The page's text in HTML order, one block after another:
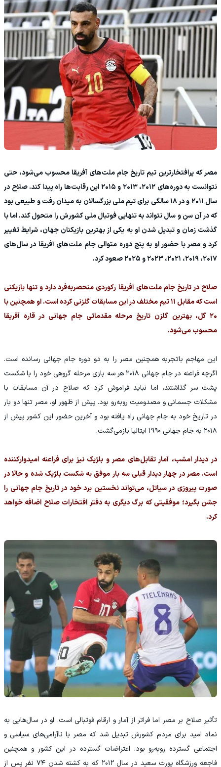
مصر که پرافتخارترین تیم تاریخ جام ملت‌های آفریقا محسوب می‌شود، حتی
نتوانست به دوره‌های ۲۰۱۲، ۲۰۱۳ و ۲۰۱۵ این رقابت‌ها راه پیدا کند. صلاح در
سال ۲۰۱۱ و در ۱۸ سالگی برای تیم ملی بزرگسالان به میدان رفت و طبیعی بود
که در آن سن و سال نتواند به تنهایی فوتبال ملی کشورش را متحول کند. اما با
گذشت زمان و تبدیل شدن او به یکی از بهترین بازیکنان جهان، شرایط تغییر
کرد و مصر با حضور او به پنج دوره متوالی جام ملت‌های آفریقا در سال‌های
۲۰۱۷، ۲۰۱۹، ۲۰۲۱، ۲۰۲۳ و ۲۰۲۵ صعود کرد.
صلاح در تاریخ جام ملت‌های آفریقا رکوردی منحصربه‌فرد دارد و تنها بازیکنی
است که مقابل ۱۱ تیم مختلف در این مسابقات گلزنی کرده است. او همچنین با
۲۰ گل، بهترین گلزن تاریخ مرحله مقدماتی جام جهانی در قاره آفریقا
محسوب می‌شود.
این مهاجم باتجربه همچنین مصر را به دو دوره جام جهانی رسانده است.
اگرچه فراعنه در جام جهانی ۲۰۱۸ هر سه بازی مرحله گروهی خود را با شکست
پشت سر گذاشتند، اما نباید فراموش کرد که صلاح در آن مسابقات با
مشکلات جسمانی و مصدومیت روبه‌رو بود. پیش از ظهور او، مصر تنها دو بار
در تاریخ خود به جام جهانی راه یافته بود و آخرین حضور این کشور پیش از
۲۰۱۸ به جام جهانی ۱۹۹۰ ایتالیا بازمی‌گشت.
در دیدار امشب، آمار تقابل‌های مصر و بلژیک نیز برای فراعنه امیدوارکننده
است. مصر در چهار دیدار قبلی سه بار موفق به شکست بلژیک شده و حالا در
صورت پیروزی در سیاتل، می‌تواند نخستین برد خود در تاریخ جام جهانی را
جشن بگیرد؛ موفقیتی که برگ دیگری به دفتر افتخارات صلاح اضافه خواهد
کرد.
تأثیر صلاح بر مصر اما فراتر از آمار و ارقام فوتبالی است. او در سال‌هایی به
نماد امید برای مردم کشورش تبدیل شد که مصر با ناآرامی‌های سیاسی و
اجتماعی گسترده روبه‌رو بود. اعتراضات گسترده در این کشور و همچنین
فاجعه ورزشگاه پورت سعید در سال ۲۰۱۲ که به کشته شدن ۷۴ نفر پس از